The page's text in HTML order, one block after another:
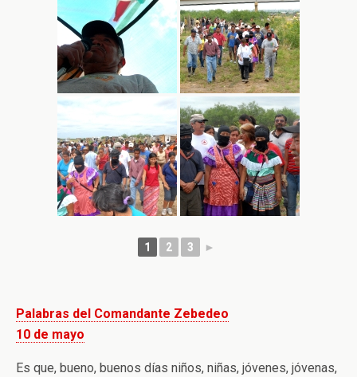
1 2 3 ►
Palabras del Comandante Zebedeo
10 de mayo
Es que, bueno, buenos días niños, niñas, jóvenes, jóvenas,